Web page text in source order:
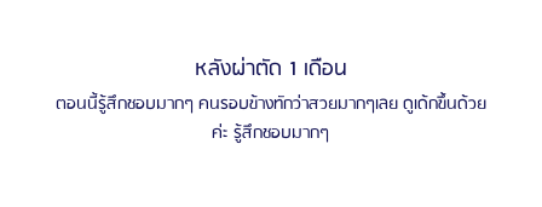
หลังผ่าตัด 1 เดือน
ตอนนี้รู้สึกชอบมากๆ คนรอบข้างทักว่าสวยมากๆเลย ดูเด้กขึ้นด้วย
ค่ะ รู้สึกชอบมากๆ